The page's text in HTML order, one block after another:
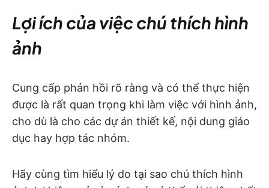
Lợi ích của việc chú thích hình
ảnh
Cung cấp phản hồi rõ ràng và có thể thực hiện
được là rất quan trọng khi làm việc với hình ảnh,
cho dù là cho các dự án thiết kế, nội dung giáo
dục hay hợp tác nhóm.
Hãy cùng tìm hiểu lý do tại sao chú thích hình